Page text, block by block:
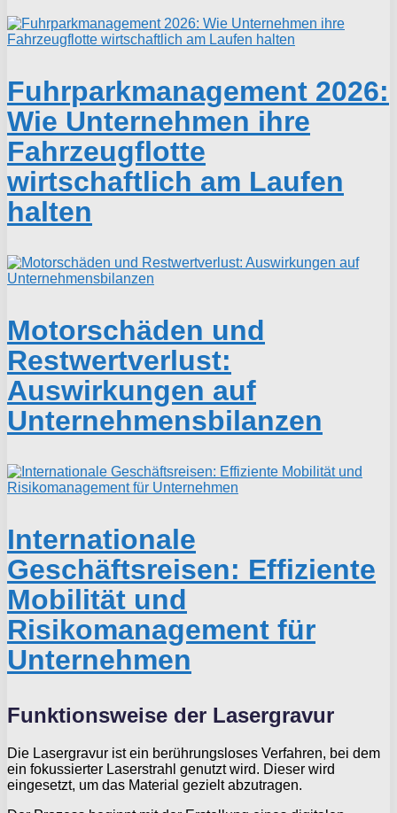
Fuhrparkmanagement 2026:
Wie Unternehmen ihre
Fahrzeugflotte
wirtschaftlich am Laufen
halten
Motorschäden und
Restwertverlust:
Auswirkungen auf
Unternehmensbilanzen
Internationale
Geschäftsreisen: Effiziente
Mobilität und
Risikomanagement für
Unternehmen
Funktionsweise der Lasergravur
Die Lasergravur ist ein berührungsloses Verfahren, bei dem
ein fokussierter Laserstrahl genutzt wird. Dieser wird
eingesetzt, um das Material gezielt abzutragen.